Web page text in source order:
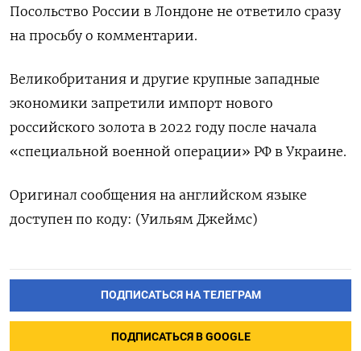
Посольство России в Лондоне не ответило сразу
на просьбу о комментарии.
Великобритания и другие крупные западные
экономики запретили импорт нового
российского золота в 2022 году после начала
«специальной военной операции» РФ в Украине.
Оригинал сообщения на английском языке
доступен по коду: (Уильям Джеймс)
ПОДПИСАТЬСЯ НА ТЕЛЕГРАМ
ПОДПИСАТЬСЯ В GOOGLE